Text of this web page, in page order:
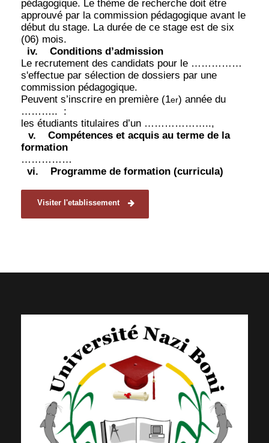
pédagogique. Le thème de recherche doit être
approuvé par la commission pédagogique avant le
début du stage. La durée de ce stage est de six
(06) mois.
iv.
Conditions d’admission
Le recrutement des candidats pour le ……………
s'effectue par sélection de dossiers par une
commission pédagogique.
Peuvent s’inscrire en première (1er) année du
………..
:
les étudiants titulaires d’un ………………..,
v.
Compétences et acquis au terme de la
formation
……………
vi.
Programme de formation (curricula)
Visiter l'etablissement